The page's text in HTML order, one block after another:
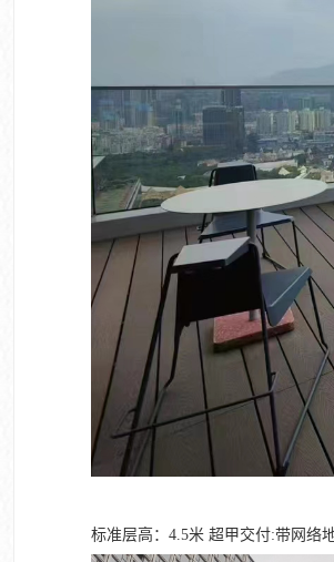
标准层高：4.5米 超甲交付:带网络